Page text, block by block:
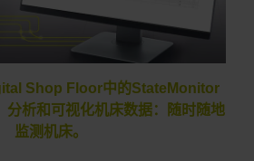
Shop Floor中的StateMonitor
分析和可视化机床数据：随时随地
监测机床。